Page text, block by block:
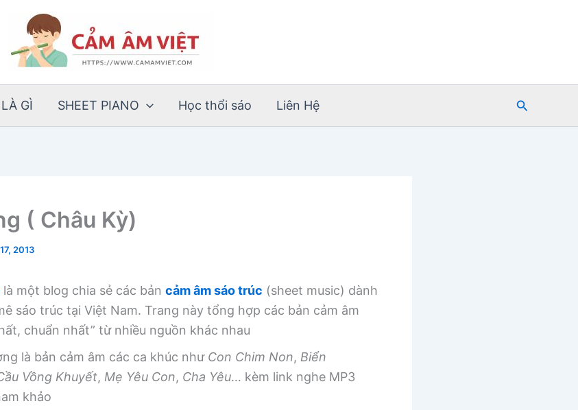
GÌ SHEET PIANO Học thổi sáo Liên Hệ
Tìm
( Châu Kỳ)
2013
là một blog chia sẻ các bản cảm âm sáo trúc (sheet music) dành
sáo trúc tại Việt Nam. Trang này tổng hợp các bản cảm âm
chuẩn nhất” từ nhiều nguồn khác nhau
là bản cảm âm các ca khúc như Con Chim Non, Biển
Vồng Khuyết, Mẹ Yêu Con, Cha Yêu… kèm link nghe MP3
khảo